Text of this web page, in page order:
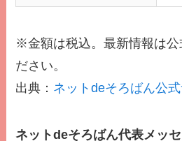
※金額は税込。最新情報は公
ださい。
出典： ネットdeそろばん公式
ネットdeそろばん代表メ